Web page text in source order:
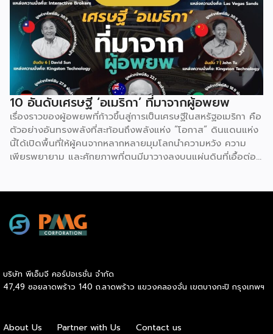
ชมเพื่อความเพลิดเพลิน (Virtual Travel) คอนเทนต์สายนี้จึงมี
อุปสงค์จากผู้ชมสูงอย่างต่อเนื่อง เปิดโอกาสให้ครีเอเตอร์ดึงจุด
เด่น และมุมมองเฉพาะตัวมาสร้าง Niche Content ที่แตกต่างได้
เสมอ เรื่องอื่นๆ ที่น่าสนใจ “ฮลุน โซโล่” จากเด็กกำพร้า
ทำงานโรงงานวันละ 300 สู่ยูทูบเบอร์แบกเป้เที่ยวรอบโลก
10 อันดับเศรษฐี ‘อเมริกา’ ที่มาจากผู้อพยพ
เรื่องราวของผู้อพยพที่ก้าวขึ้นสู่การเป็นเศรษฐีในสหรัฐอเมริกา คือ
ตัวอย่างอันทรงพลังที่สะท้อนถึงพลังแห่ง “โอกาส” ดินแดนแห่ง
นี้ได้เปิดพื้นที่ให้ผู้คนจากหลากหลายมุมโลกนำความหวัง ความ
เพียรพยายาม และศักยภาพที่ตนมีมาวางลงบนแผ่นดินที่เอื้อต่อ
บอร์ดให้วิสัยทัศน์และการทำงานหนักบ่มเพาะเป็นผลสำเร็จลบล้าง
ข้อจำกัดเดิม ความสำเร็จของพวกเขามิได้เกิดจากโชคช่วย แต่เกิด
จากการที่โอกาสอันเท่าเทียมมาบรรจบกับความมุ่งมั่นที่ไม่ยอมแพ้
บริษัท พีเอ็มจี คอร์ปอเรชั่น จำกัด
47,49 ซอยลาดพร้าว 140 ถ.ลาดพร้าว แขวงคลองจั่น เขตบางกะปิ กรุงเทพฯ
About Us Partner with Us Contact us